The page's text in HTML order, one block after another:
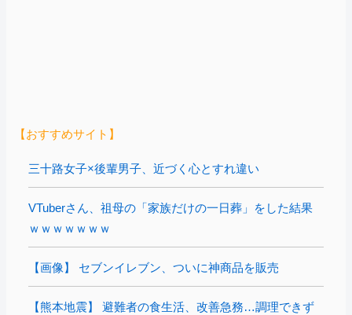
【おすすめサイト】
三十路女子×後輩男子、近づく心とすれ違い
VTuberさん、祖母の「家族だけの一日葬」をした結果
ｗｗｗｗｗｗｗ
【画像】 セブンイレブン、ついに神商品を販売
【熊本地震】 避難者の食生活、改善急務…調理できず